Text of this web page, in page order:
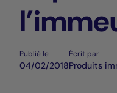
Publié le
04/02/2018
Écrit par
Produits